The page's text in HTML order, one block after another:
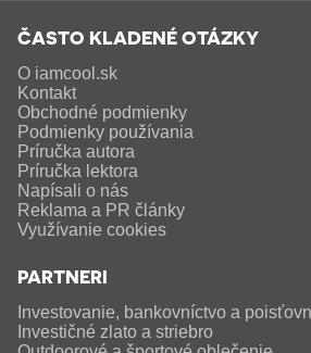
ČASTO KLADENÉ OTÁZKY
O iamcool.sk
Kontakt
Obchodné podmienky
Podmienky používania
Príručka autora
Príručka lektora
Napísali o nás
Reklama a PR články
Využívanie cookies
PARTNERI
Investovanie, bankovníctvo a
Investičné zlato a striebro